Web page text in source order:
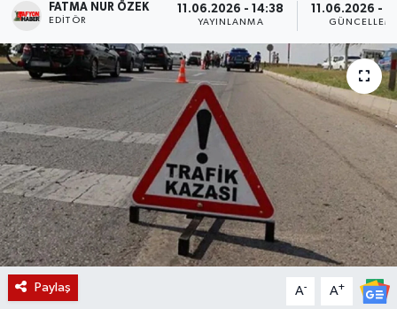
FATMA NUR ÖZEK
EDITÖR
11.06.2026 - 14:38
YAYINLANMA
11.06.2026 -
Paylaş A- A+
Ekonomi
Magazin